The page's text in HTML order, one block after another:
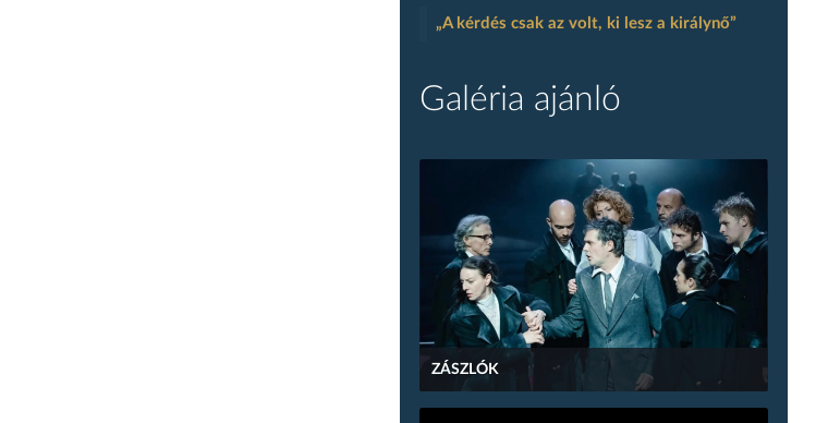
„A kérdés csak az volt, ki lesz a királynő”
Galéria ajánló
ZÁSZLÓK